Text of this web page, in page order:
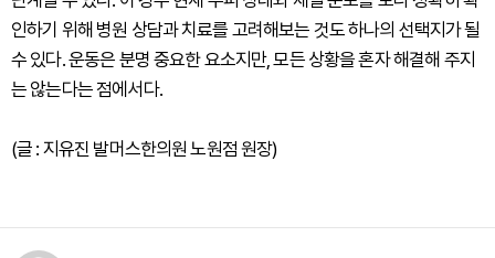
인하기 위해 병원 상담과 치료를 고려해보는 것도 하나의 선택지가 될
수 있다. 운동은 분명 중요한 요소지만, 모든 상황을 혼자 해결해 주지
는 않는다는 점에서다.
(글 : 지유진 발머스한의원 노원점 원장)